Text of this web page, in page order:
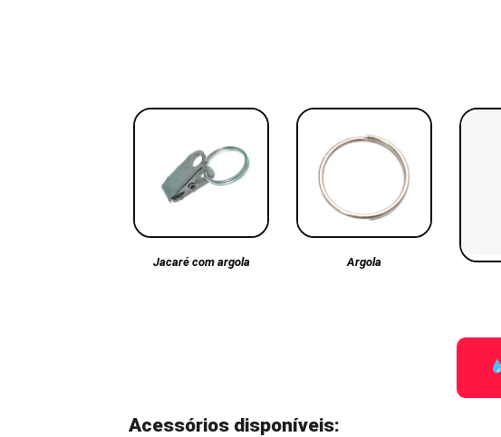
Jacaré com argola
Argola
Acessórios disponíveis: